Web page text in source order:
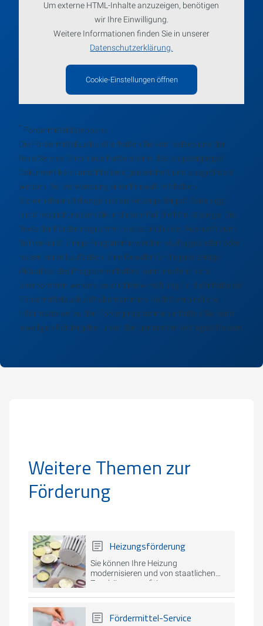
Um externe HTML-Inhalte anzuzeigen, benötigen
wir Ihre Einwilligung.
Weitere Informationen finden Sie in unserer
Datenschutzerklärung.
Cookie-Einstellungen öffnen
* Fördermitteldatenbank
Die Fördermittelauskunft erhalten Sie von °celseo und der
febis Service GmbH aus Hattersheim, das angezeigte pdf-
Dokument kann anschließend gespeichert und ausgedruckt
werden. Bei Verwendung einer Firewall mit hohen
Sicherheitseinstellungen ist die Anzeige der pdf-Seiten ggf.
nicht möglich, nutzen Sie in diesem Fall die html-Anzeige. Die
Texte der Förderprogramm-Inhalte sind in der Auskunft zum
Teil verkürzt. Einige Programme werden häufig geändert oder
haben kurze Laufzeiten. Eine Gewähr für die jederzeitige
Aktualität des Programminhaltes kann insofern nicht
übernommen werden, es wird keine Haftung für die Inhalte der
Fördermittelauskunft übernommen. Rechtsverbindliche
Informationen zu den Förderprogrammen erhalten Sie beim
jeweiligen Fördergeber unter den genannten Antragsadressen.
Weitere Themen zur
Förderung
Heizungsförderung
Sie können Ihre Heizung
modernisieren und von staatlichen
Zuschüssen profitieren.
Fördermittel-Service